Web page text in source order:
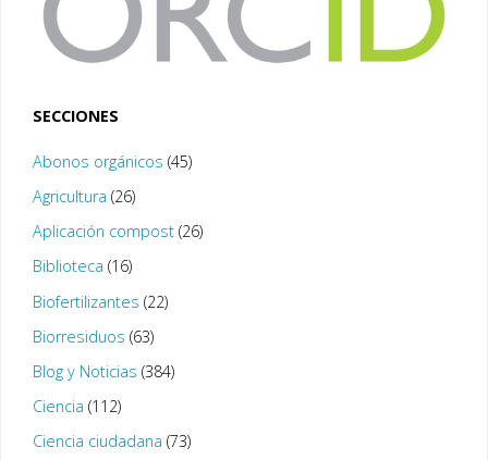
SECCIONES
Abonos orgánicos (45)
Agricultura (26)
Aplicación compost(26)
Biblioteca (16)
Biofertilizantes (22)
Biorresiduos (63)
Blog y Noticias (384)
Ciencia (112)
Ciencia ciudadana (73)